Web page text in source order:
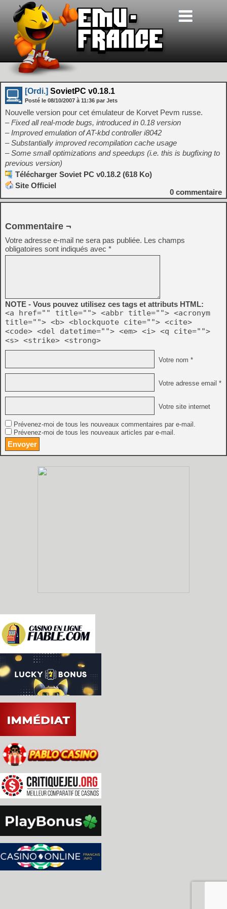
[Ordi.] SovietPC v0.18.1
Posté le 08/10/2007 à 11:36 par Jets
Nouvelle version pour cet émulateur de Korvet Pevm russe.
– Fixed all real-mode bugs, introduced in 0.18 version
– Improved emulation of AT-kbd controller i8042
– Substantially improved recompilation cache usage
– Some small optimizations and speedups (i.e. this is bugfixing to
previous version)
Télécharger Soviet PC v0.18.2 (618 Ko)
Site Officiel
0 commentaire
Commentaire ¬
Votre adresse e-mail ne sera pas publiée. Les champs
obligatoires sont indiqués avec *
NOTE - Vous pouvez utilisez ces tags et attributs HTML:
<a href="" title=""> <abbr title=""> <acronym
title=""> <b> <blockquote cite=""> <cite>
<code> <del datetime=""> <em> <i> <q cite="">
<s> <strike> <strong>
Votre nom *
Votre adresse email *
Votre site internet
Prévenez-moi de tous les nouveaux commentaires par e-mail.
Prévenez-moi de tous les nouveaux articles par e-mail.